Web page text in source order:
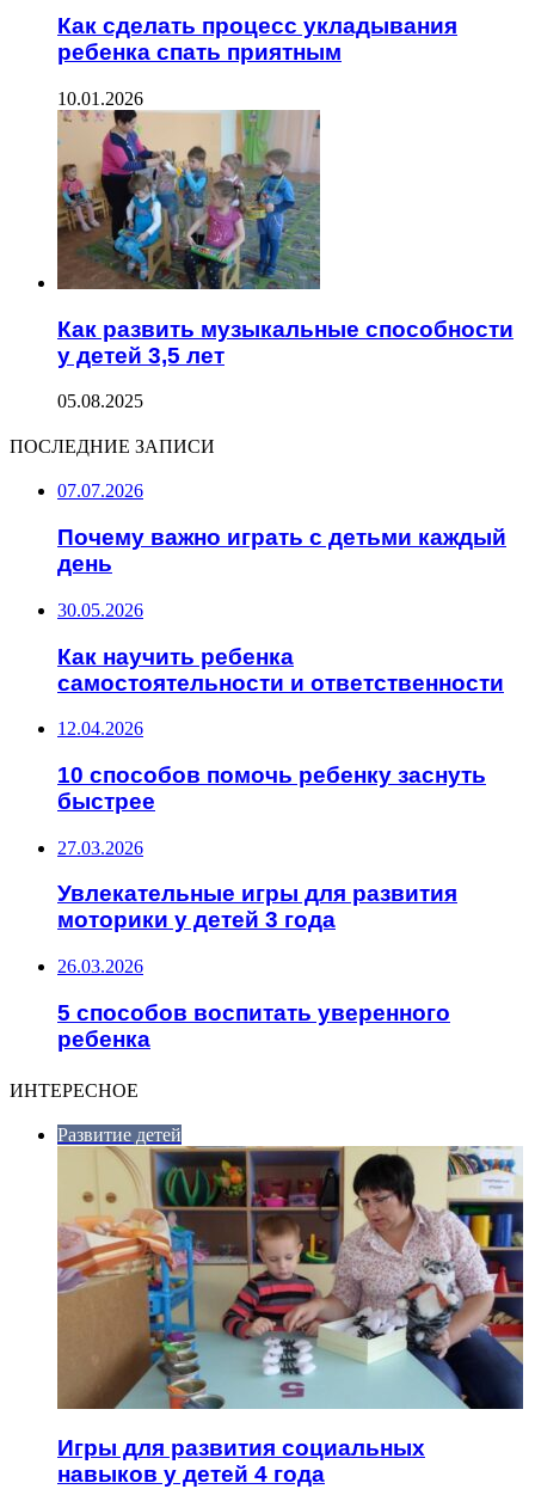
Как сделать процесс укладывания
ребенка спать приятным
10.01.2026
Как развить музыкальные способности
у детей 3,5 лет
05.08.2025
ПОСЛЕДНИЕ ЗАПИСИ
07.07.2026
Почему важно играть с детьми каждый
день
30.05.2026
Как научить ребенка
самостоятельности и ответственности
12.04.2026
10 способов помочь ребенку заснуть
быстрее
27.03.2026
Увлекательные игры для развития
моторики у детей 3 года
26.03.2026
5 способов воспитать уверенного
ребенка
ИНТЕРЕСНОЕ
Развитие детей
Игры для развития социальных
навыков у детей 4 года